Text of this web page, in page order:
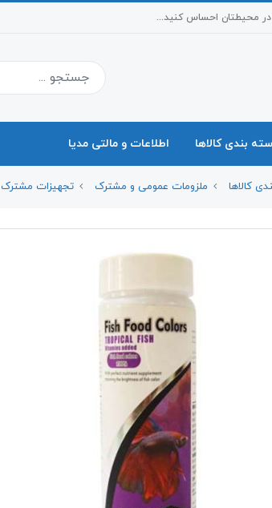
در محیطتان احساس کنید...
بندی کالاها اطلاعات و مالتی مدیا
کالاها ملزومات عمومی و مشترک تجهیزات مشترک